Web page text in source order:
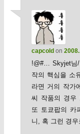
capcold on
!@#… Skyjet님
작의 핵심을 소
라면 거의 작가
씨 작품의 경우
또 토쿄팝의 카
니, 혹 그런 경